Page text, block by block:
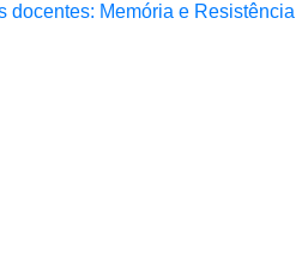
docentes: Memória e Resistência